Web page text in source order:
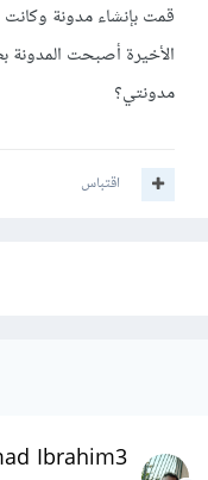
قمت بإنشاء مدونة وكانت
الأخيرة أصبحت المدونة
مدونتي؟
اقتباس
Ibrahim3